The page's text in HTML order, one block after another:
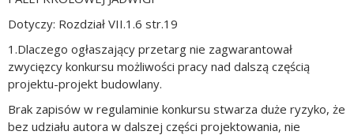
Dotyczy: Rozdział VII.1.6 str.19
1.Dlaczego ogłaszający przetarg nie zagwarantował
zwycięzcy konkursu możliwości pracy nad dalszą częścią
projektu-projekt budowlany.
Brak zapisów w regulaminie konkursu stwarza duże ryzyko, że
bez udziału autora w dalszej części projektowania, nie